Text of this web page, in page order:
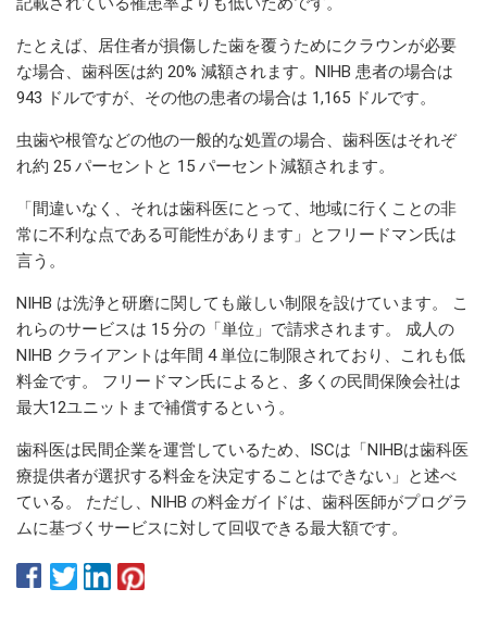
たとえば、居住者が損傷した歯を覆うためにクラウンが必要
な場合、歯科医は約 20% 減額されます。NIHB 患者の場合は
943 ドルですが、その他の患者の場合は 1,165 ドルです。
虫歯や根管などの他の一般的な処置の場合、歯科医はそれぞ
れ約 25 パーセントと 15 パーセント減額されます。
「間違いなく、それは歯科医にとって、地域に行くことの非
常に不利な点である可能性があります」とフリードマン氏は
言う。
NIHB は洗浄と研磨に関しても厳しい制限を設けています。 こ
れらのサービスは 15 分の「単位」で請求されます。 成人の
NIHB クライアントは年間 4 単位に制限されており、これも低
料金です。 フリードマン氏によると、多くの民間保険会社は
最大12ユニットまで補償するという。
歯科医は民間企業を運営しているため、ISCは「NIHBは歯科医
療提供者が選択する料金を決定することはできない」と述べ
ている。 ただし、NIHB の料金ガイドは、歯科医師がプログラ
ムに基づくサービスに対して回収できる最大額です。